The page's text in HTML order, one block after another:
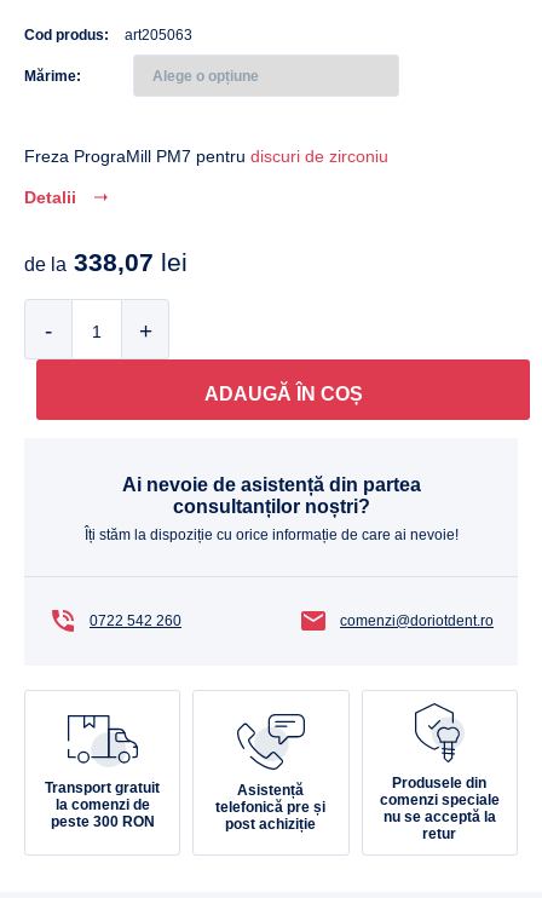
Cod produs: art205063
Mărime
Freza PrograMill PM7 pentru discuri de zirconiu
Detalii
de la 338,07 lei
ADAUGĂ ÎN COȘ
Ai nevoie de asistență din partea
consultanților noștri?
Îți stăm la dispoziție cu orice informație de care ai nevoie!
0722 542 260 comenzi@doriotdent.ro
Transport gratuit
la comenzi de
peste 300 RON
Asistență
telefonică pre și
post achiziție
Produsele din
comenzi speciale
nu se acceptă la
retur